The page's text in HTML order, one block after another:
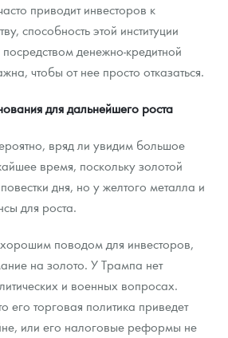
приводит инвесторов к
способность этой институции
денежно-кредитной
чтобы от нее просто отказаться.
для дальнейшего роста
вряд ли увидим большое
время, поскольку золотой
дня, но у желтого металла и
для роста.
поводом для инвесторов,
на золото. У Трампа нет
и военных вопросах.
его торговая политика приведет
или его налоговые реформы не